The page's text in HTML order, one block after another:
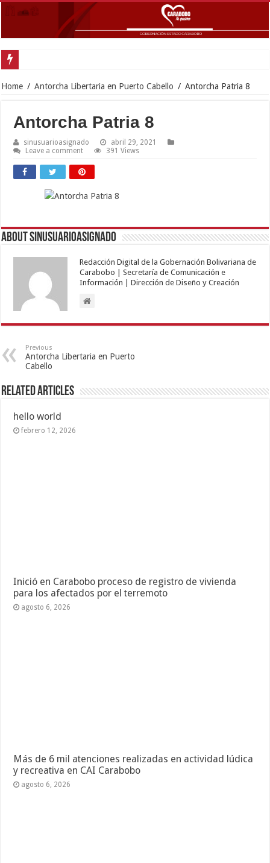
Home / Antorcha Libertaria en Puerto Cabello / Antorcha Patria 8
Antorcha Patria 8
sinusuarioasignado
abril 29, 2021
Leave a comment
391 Views
About sinusuarioasignado
Redacción Digital de la Gobernación Bolivariana de
Carabobo | Secretaría de Comunicación e
Información | Dirección de Diseño y Creación
Previous
Antorcha Libertaria en Puerto
Cabello
Related Articles
hello world
febrero 12, 2026
Inició en Carabobo proceso de registro de vivienda
para los afectados por el terremoto
agosto 6, 2026
Más de 6 mil atenciones realizadas en actividad lúdica
y recreativa en CAI Carabobo
agosto 6, 2026